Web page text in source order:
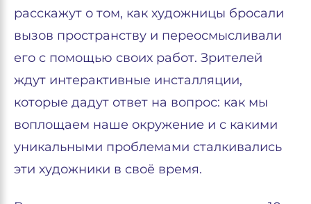
расскажут о том, как художницы бросали
вызов пространству и переосмысливали
его с помощью своих работ. Зрителей
ждут интерактивные инсталляции,
которые дадут ответ на вопрос: как мы
воплощаем наше окружение и с какими
уникальными проблемами сталкивались
эти художники в своё время.